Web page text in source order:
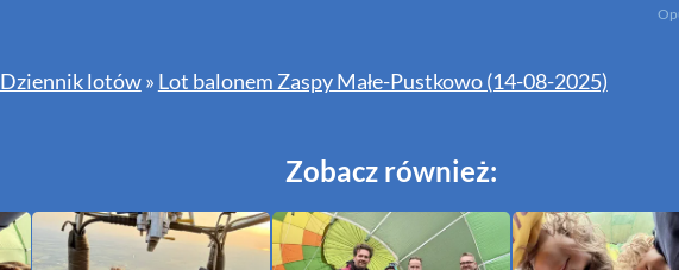
Dziennik lotów » Lot balonem Zaspy Małe-Pustkowo (14-08-2025)
Zobacz również: